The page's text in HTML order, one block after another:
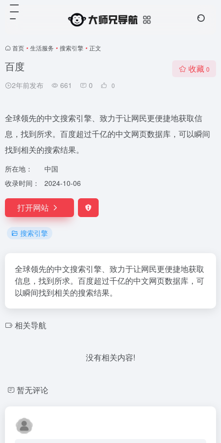
首页 • 生活服务 • 搜索引擎 • 正文
百度
2年前发布 661 0 0
收藏 0
全球领先的中文搜索引擎、致力于让网民更便捷地获取信
息，找到所求。百度超过千亿的中文网页数据库，可以瞬间
找到相关的搜索结果。
所在地：
中国
收录时间：
2024-10-06
打开网站
搜索引擎
全球领先的中文搜索引擎、致力于让网民更便捷地获取
信息，找到所求。百度超过千亿的中文网页数据库，可
以瞬间找到相关的搜索结果。
相关导航
没有相关内容!
暂无评论